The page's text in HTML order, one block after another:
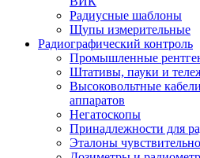
Радиусные шаблоны
Щупы измерительные
Радиографический контроль
Промышленные
Штативы, пауки и
Высоковольтные
аппаратов
Негатоскопы
Принадлежности для
Эталоны